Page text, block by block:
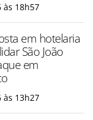
às 18h57
em hotelaria
São João
em
às 13h27